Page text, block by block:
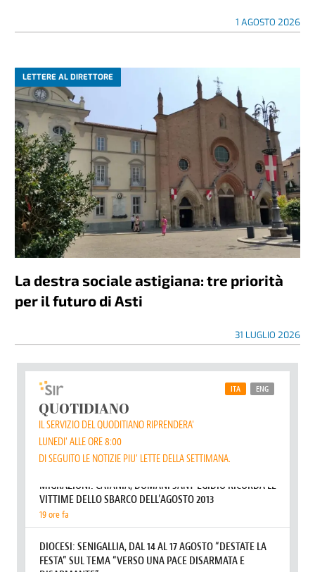
1 AGOSTO 2026
LETTERE AL DIRETTORE
La destra sociale astigiana: tre priorità
per il futuro di Asti
31 LUGLIO 2026